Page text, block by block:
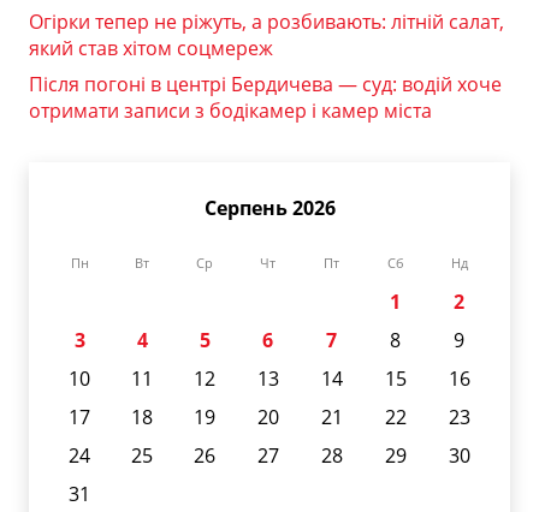
Огірки тепер не ріжуть, а розбивають: літній салат,
який став хітом соцмереж
Після погоні в центрі Бердичева — суд: водій хоче
отримати записи з бодікамер і камер міста
Серпень 2026
Пн Вт Ср Чт Пт Сб Нд
1
2
3
4 5 6 7 8
9
10
11 12 13 14 15
16
17
18 19 20 21 22
23
24
25 26 27 28 29
30
31